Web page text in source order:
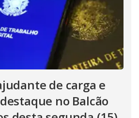
de carga e
no Balcão